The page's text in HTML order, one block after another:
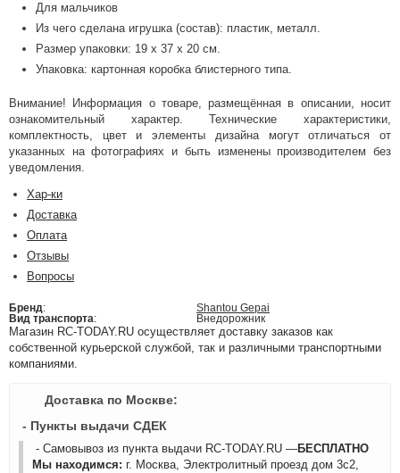
Для мальчиков
Из чего сделана игрушка (состав): пластик, металл.
Размер упаковки: 19 x 37 x 20 см.
Упаковка: картонная коробка блистерного типа.
Внимание! Информация о товаре, размещённая в описании, носит
ознакомительный характер. Технические характеристики,
комплектность, цвет и элементы дизайна могут отличаться от
указанных на фотографиях и быть изменены производителем без
уведомления.
Хар-ки
Доставка
Оплата
Отзывы
Вопросы
Бренд:
Shantou Gepai
Вид транспорта: Внедорожник
Магазин RC-TODAY.RU осуществляет доставку заказов как
собственной курьерской службой, так и различными транспортными
компаниями.
Доставка по Москве:
- Пункты выдачи СДЕК
- Самовывоз из пункта выдачи RC-TODAY.RU —БЕСПЛАТНО
Мы находимся: г. Москва, Электролитный проезд дом 3с2,